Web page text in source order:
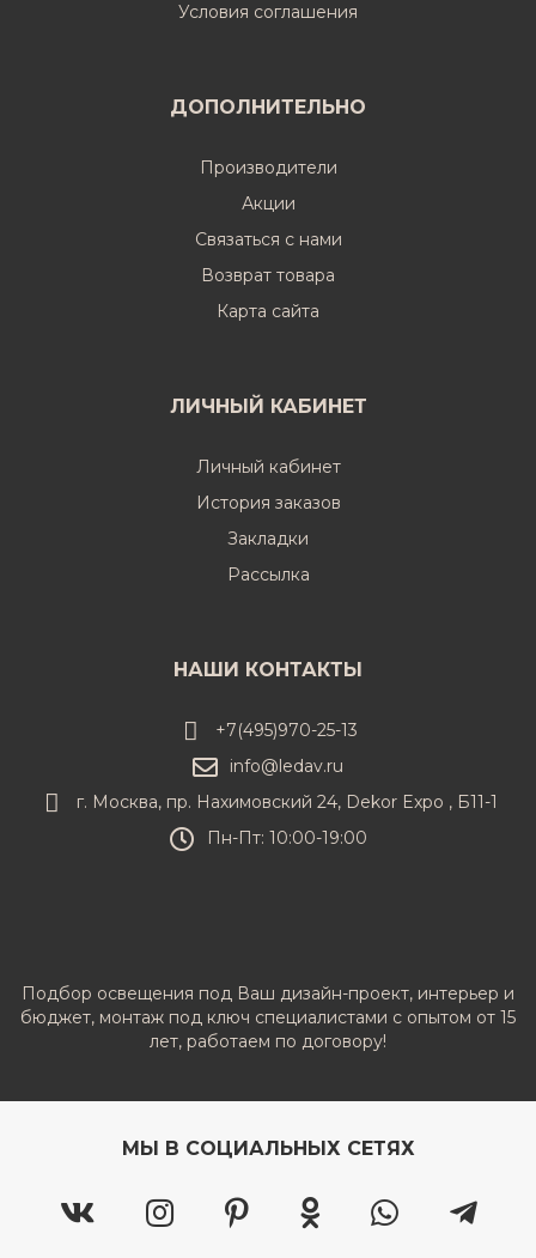
Условия соглашения
ДОПОЛНИТЕЛЬНО
Производители
Акции
Связаться с нами
Возврат товара
Карта сайта
ЛИЧНЫЙ КАБИНЕТ
Личный кабинет
История заказов
Закладки
Рассылка
НАШИ КОНТАКТЫ
+7(495)970-25-13
info@ledav.ru
г. Москва, пр. Нахимовский 24, Dekor Expo , Б11-1
Пн-Пт: 10:00-19:00
Подбор освещения под Ваш дизайн-проект, интерьер и
бюджет, монтаж под ключ специалистами с опытом от 15
лет, работаем по договору!
МЫ В СОЦИАЛЬНЫХ СЕТЯХ